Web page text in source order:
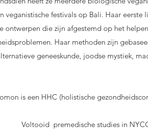
veganistische festivals op Bali. Haar
ontwerpen die zijn afgestemd op het
Haar methoden zijn
geneeskunde, joodse mystiek,
is een HHC (holistische
Voltooid premedische studies in